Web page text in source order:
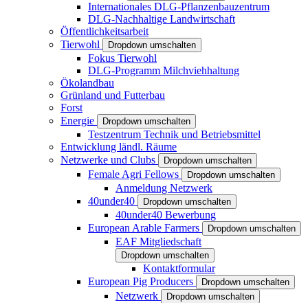
Internationales DLG-Pflanzenbauzentrum
DLG-Nachhaltige Landwirtschaft
Öffentlichkeitsarbeit
Tierwohl
Dropdown umschalten
Fokus Tierwohl
DLG-Programm Milchviehhaltung
Ökolandbau
Grünland und Futterbau
Forst
Energie
Dropdown umschalten
Testzentrum Technik und Betriebsmittel
Entwicklung ländl. Räume
Netzwerke und Clubs
Dropdown umschalten
Female Agri Fellows Dropdown umschalten
Anmeldung Netzwerk
40under40
Dropdown umschalten
40under40 Bewerbung
European Arable Farmers
Dropdown umschalten
EAF Mitgliedschaft
Dropdown umschalten
Kontaktformular
European Pig Producers
Dropdown umschalten
Netzwerk Dropdown umschalten